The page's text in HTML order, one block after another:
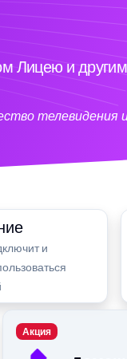
Лицею и другим
телевидения
и
Акция